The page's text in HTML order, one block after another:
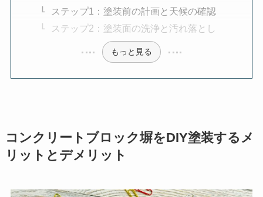
ステップ1：塗装前の計画と天候の確認
ステップ2：塗装面の洗浄と汚れ落とし
もっと見る
コンクリートブロック塀をDIY塗装するメ
リットとデメリット